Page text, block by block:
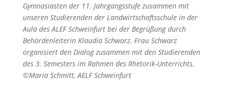
Gymnasiasten der 11. Jahrgangsstufe zusammen mit
unseren Studierenden der Landwirtschaftsschule in der
Aula des ALEF Schweinfurt bei der Begrüßung durch
Behördenleiterin Klaudia Schwarz. Frau Schwarz
organisiert den Dialog zusammen mit den Studierenden
des 3. Semesters im Rahmen des Rhetorik-Unterrichts.
©Maria Schmitt, AELF Schweinfurt